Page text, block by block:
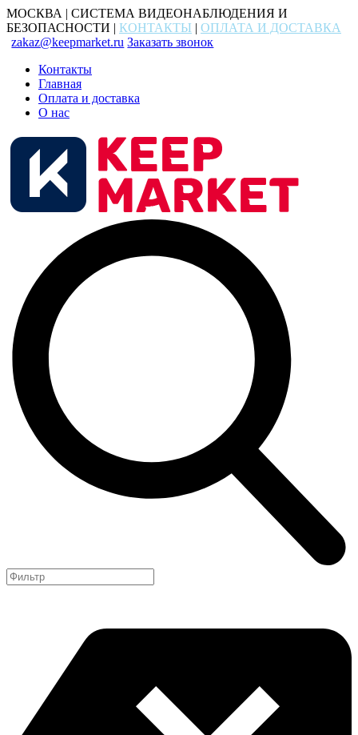
МОСКВА | СИСТЕМА ВИДЕОНАБЛЮДЕНИЯ И
БЕЗОПАСНОСТИ | КОНТАКТЫ | ОПЛАТА И ДОСТАВКА
zakaz@keepmarket.ru Заказать звонок
Контакты
Главная
Оплата и доставка
О нас